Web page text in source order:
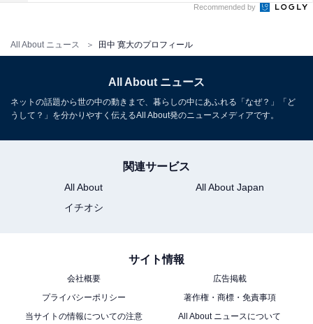
All About ニュース 田中 寛大のプロフィール
Recommended by
All About ニュース
ネットの話題から世の中の動きまで、暮らしの中にあふれる「なぜ？」「ど
うして？」を分かりやすく伝えるAll About発のニュースメディアです。
関連サービス
All About
All About Japan
イチオシ
サイト情報
会社概要
広告掲載
プライバシーポリシー
著作権・商標・免責事項
当サイトの情報についての注意
All About ニュースについて